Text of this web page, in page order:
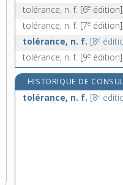
tolérance, n. f. [6e édition]
tolérance, n. f. [7e édition]
tolérance, n. f. [8e
tolérance, n. f. [9e édition]
HISTORIQUE DE
tolérance, n. f. [8e